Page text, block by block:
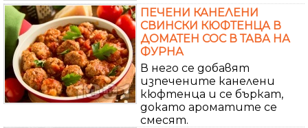
ПЕЧЕНИ КАНЕЛЕНИ
СВИНСКИ КЮФТЕНЦА В
ДОМАТЕН СОС В ТАВА НА
ФУРНА
В него се добавят
изпечените канелени
кюфтенца и се бъркат,
докато ароматите се
смесят.